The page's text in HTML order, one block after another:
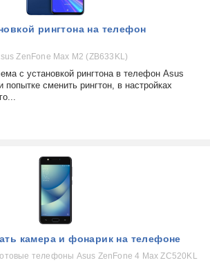
рингтона на телефон
ZenFone Max M2 (ZB633KL)
с установкой рингтона в телефон Asus
сменить рингтон, в настройках
камера и фонарик на телефоне
телефоны Asus ZenFone 4 Max ZC520KL